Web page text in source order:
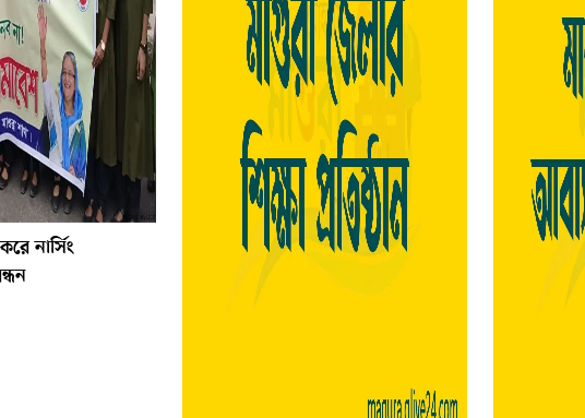
নার্সিং